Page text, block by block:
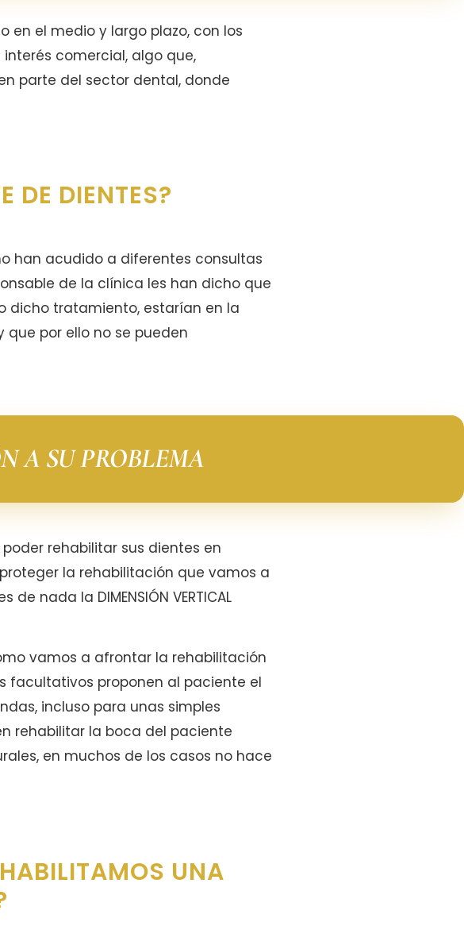
en el medio y largo plazo, con los
comercial, algo que,
parte del sector dental, donde
DE DIENTES?
han acudido a diferentes consultas
de la clínica les han dicho que
dicho tratamiento, estarían en la
por ello no se pueden
A SU PROBLEMA
rehabilitar sus dientes en
la rehabilitación que vamos a
nada la DIMENSIÓN VERTICAL
vamos a afrontar la rehabilitación
facultativos proponen al paciente el
incluso para unas simples
en rehabilitar la boca del paciente
en muchos de los casos no hace
UNA